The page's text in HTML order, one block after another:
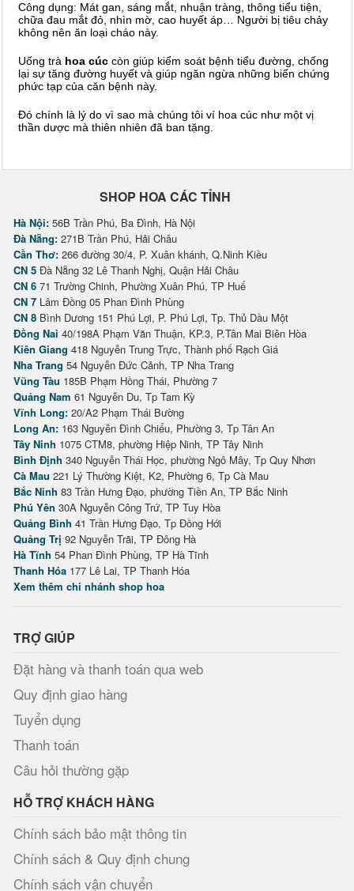
Công dụng: Mát gan, sáng mắt, nhuận tràng, thông tiểu tiện,
chữa đau mắt đỏ, nhìn mờ, cao huyết áp… Người bị tiêu chảy
không nên ăn loại cháo này.
Uống trà hoa cúc còn giúp kiểm soát bệnh tiểu đường, chống
lại sự tăng đường huyết và giúp ngăn ngừa những biến chứng
phức tạp của căn bệnh này.
Đó chính là lý do vì sao mà chúng tôi ví hoa cúc như một vị
thần dược mà thiên nhiên đã ban tặng.
SHOP HOA CÁC TỈNH
Hà Nội: 56B Trần Phú, Ba Đình, Hà Nội
Đà Nẵng: 271B Trần Phú, Hải Châu
Cần Thơ: 266 đường 30/4, P. Xuân khánh, Q.Ninh Kiều
CN 5 Đà Nẵng 32 Lê Thanh Nghị, Quận Hải Châu
CN 6 71 Trường Chinh, Phường Xuân Phú, TP Huế
CN 7 Lâm Đồng 05 Phan Đình Phùng
CN 8 Bình Dương 151 Phú Lợi, P. Phú Lợi, Tp. Thủ Dầu Một
Đồng Nai 40/198A Phạm Văn Thuận, KP.3, P.Tân Mai Biên Hòa
Kiên Giang 418 Nguyễn Trung Trực, Thành phố Rạch Giá
Nha Trang 54 Nguyễn Đức Cảnh, TP Nha Trang
Vũng Tàu 185B Phạm Hồng Thái, Phường 7
Quảng Nam 61 Nguyễn Du, Tp Tam Kỳ
Vĩnh Long: 20/A2 Phạm Thái Bường
Long An: 163 Nguyễn Đình Chiểu, Phường 3, Tp Tân An
Tây Ninh 1075 CTM8, phường Hiệp Ninh, TP Tây Ninh
Bình Định 340 Nguyễn Thái Học, phường Ngô Mây, Tp Quy Nhơn
Cà Mau 221 Lý Thường Kiệt, K2, Phường 6, Tp Cà Mau
Bắc Ninh 83 Trần Hưng Đạo, phường Tiền An, TP Bắc Ninh
Phú Yên 30A Nguyễn Công Trứ, TP Tuy Hòa
Quảng Bình 41 Trần Hưng Đạo, Tp Đồng Hới
Quảng Trị 92 Nguyễn Trãi, TP Đông Hà
Hà Tĩnh 54 Phan Đình Phùng, TP Hà Tĩnh
Thanh Hóa 177 Lê Lai, TP Thanh Hóa
Xem thêm chi nhánh shop hoa
TRỢ GIÚP
Đặt hàng và thanh toán qua web
Quy định giao hàng
Tuyển dụng
Thanh toán
Câu hỏi thường gặp
HỖ TRỢ KHÁCH HÀNG
Chính sách bảo mật thông tin
Chính sách & Quy định chung
Chính sách vận chuyển